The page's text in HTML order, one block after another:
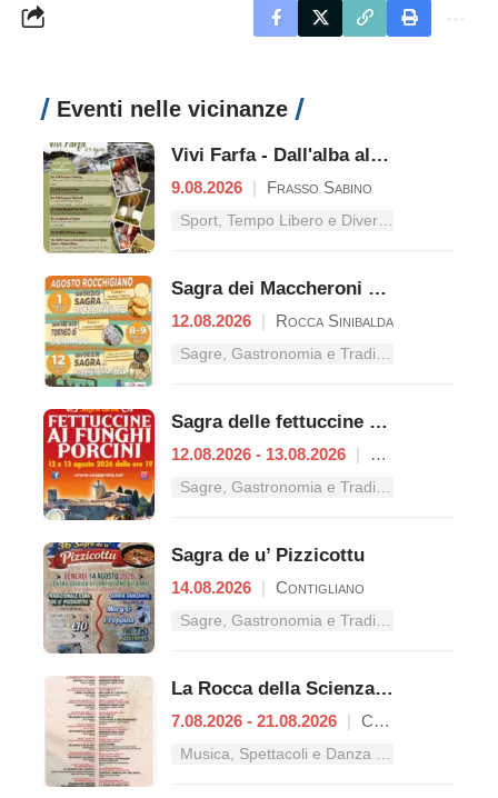
Eventi nelle vicinanze
Vivi Farfa - Dall'alba al tramonto
9.08.2026 | Frasso Sabino
Sagra dei Maccheroni a Fezze
12.08.2026 | Rocca Sinibalda
Sagra delle fettuccine ai funghi porcini
12.08.2026 - 13.08.2026 |
Sagra de u’ Pizzicottu
14.08.2026 | Contigliano
La Rocca della Scienza e l'Abbazia della Conoscenza
7.08.2026 - 21.08.2026 | Concerviano